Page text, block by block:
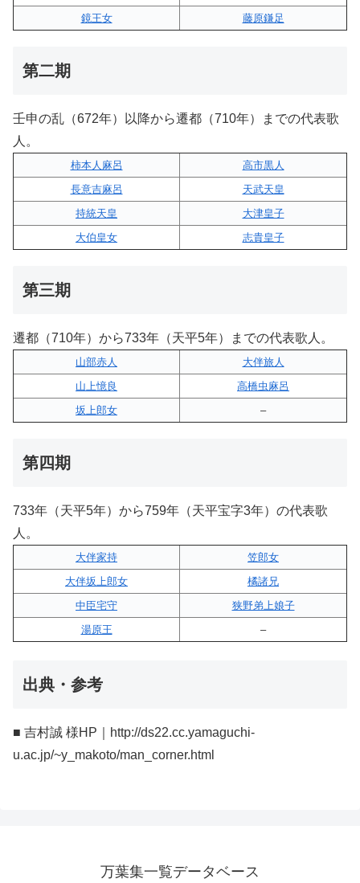
鏡王女
藤原鎌足
第二期
壬申の乱（672年）以降から遷都（710年）までの代表歌
人。
柿本人麻呂
高市黒人
長意吉麻呂
天武天皇
持統天皇
大津皇子
大伯皇女
志貴皇子
第三期
遷都（710年）から733年（天平5年）までの代表歌人。
山部赤人
大伴旅人
山上憶良
高橋虫麻呂
坂上郎女
–
第四期
733年（天平5年）から759年（天平宝字3年）の代表歌
人。
大伴家持
笠郎女
大伴坂上郎女
橘諸兄
中臣宅守
狭野弟上娘子
湯原王
–
出典・参考
■ 吉村誠 様HP｜http://ds22.cc.yamaguchi-
u.ac.jp/~y_makoto/man_corner.html
万葉集一覧データベース